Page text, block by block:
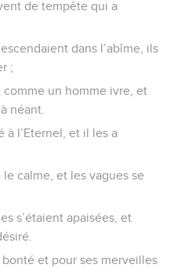
de tempête qui a
dans l’abîme, ils
;
un homme ivre, et
néant.
à l’Eternel, et il les a
calme, et les vagues se
s’étaient apaisées, et
bonté et pour ses merveilles